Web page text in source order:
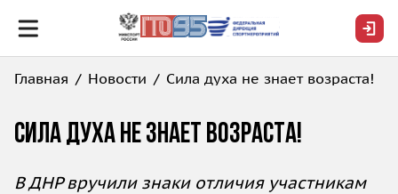
Главная Новости Сила духа не знает возраста!
Сила духа не знает возраста!
В ДНР вручили знаки отличия участникам